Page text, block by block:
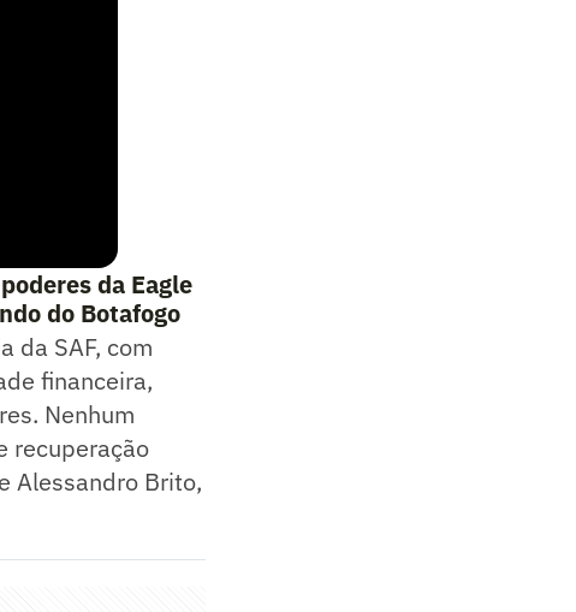
da Eagle
do Botafogo
da SAF, com
financeira,
Nenhum
recuperação
Alessandro Brito,